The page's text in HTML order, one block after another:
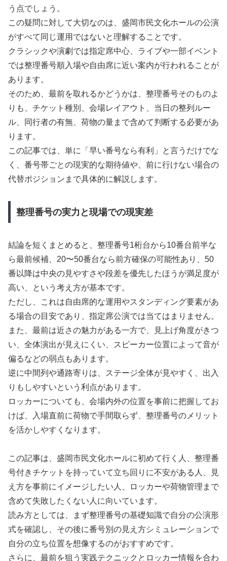
う点でしょう。
この疑問に対して大切なのは、盛岡市民文化ホールの公演
がすべて同じ運用ではないと理解することです。
クラシックや演劇では指定席中心、ライブや一部イベント
では整理番号順入場や自由席に近い案内が行われることが
あります。
そのため、最前を取れるかどうかは、整理番号そのものよ
りも、チケット種別、会場レイアウト、当日の整列ルー
ル、同行者の有無、荷物の量まで含めて判断する必要があ
ります。
この記事では、単に「早い番号なら有利」と言うだけでな
く、番号帯ごとの現実的な期待値や、前に行けない場合の
代替ポジションまで具体的に解説します。
整理番号の実力と現場での現実差
結論を短くまとめると、整理番号1桁台から10番台前半な
ら最前候補、20〜50番台なら前方確保の可能性あり、50
番以降は中央の見やすさや段差を優先したほうが満足度が
高い、という考え方が基本です。
ただし、これは自由席的な運用やスタンディング要素があ
る場合の目安であり、指定席公演では当てはまりません。
また、最前は近さの魅力がある一方で、見上げ角度がきつ
い、全体演出が見えにくい、スピーカー位置によって音が
偏るなどの弱点もあります。
逆に中間列や通路寄りは、ステージ全体が見やすく、出入
りもしやすいという利点があります。
ロッカーについても、会場内外の位置を事前に把握してお
けば、入場直前に荷物で手間取らず、整理番号のメリット
を活かしやすくなります。
この記事は、盛岡市民文化ホールに初めて行く人、整理番
号付きチケットを持っていて立ち回りに不安がある人、見
え方を事前にイメージしたい人、ロッカーや荷物管理まで
含めて失敗したくない人に向いています。
読み方としては、まず整理番号の基礎知識で自分の公演形
式を確認し、その後に番号別の見え方シミュレーションで
自分の立ち位置を想像するのがおすすめです。
さらに、最前を狙う実践テクニックとロッカー情報を合わ